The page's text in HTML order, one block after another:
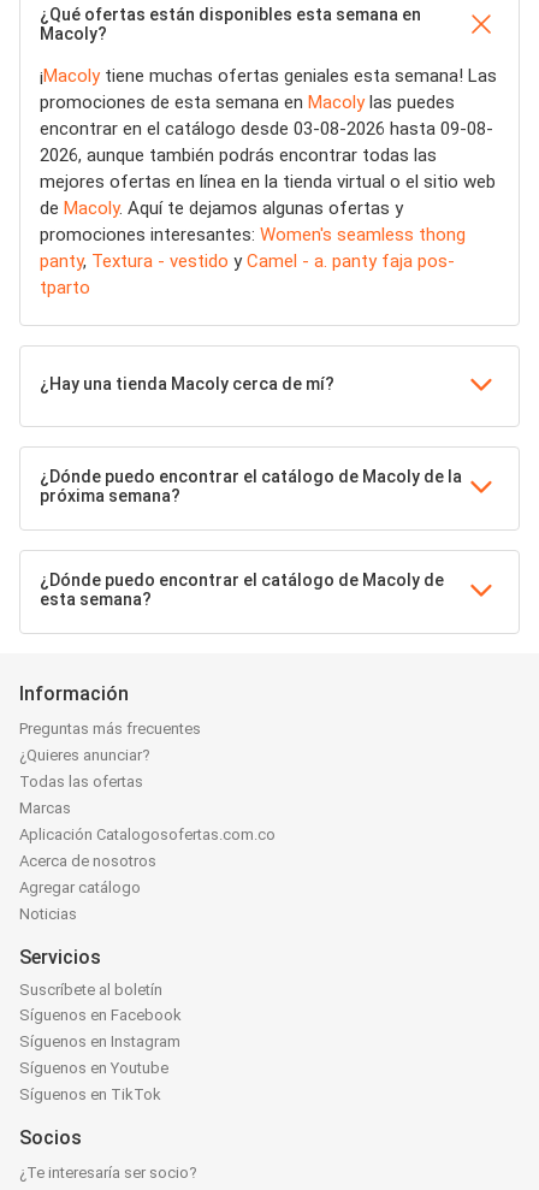
¿Qué ofertas están disponibles esta semana en
Macoly?
¡Macolytiene muchas ofertas geniales esta semana! Las
promociones de esta semana en Macolylas puedes
encontrar en el catálogo desde 03-08-2026 hasta 09-08-
2026, aunque también podrás encontrar todas las
mejores ofertas en línea en la tienda virtual o el sitio web
de Macoly. Aquí te dejamos algunas ofertas y
promociones interesantes: Women's seamless thong
panty, Textura - vestido yCamel - a. panty faja pos-
tparto
¿Hay una tienda Macoly cerca de mí?
¿Dónde puedo encontrar el catálogo de Macoly de la
próxima semana?
¿Dónde puedo encontrar el catálogo de Macoly de
esta semana?
Información
Preguntas más frecuentes
¿Quieres anunciar?
Todas las ofertas
Marcas
Aplicación Catalogosofertas.com.co
Acerca de nosotros
Agregar catálogo
Noticias
Servicios
Suscríbete al boletín
Síguenos en Facebook
Síguenos en Instagram
Síguenos en Youtube
Síguenos en TikTok
Socios
¿Te interesaría ser socio?